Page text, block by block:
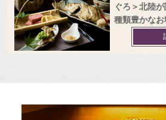
ぐろ＞北陸
種類豊かな